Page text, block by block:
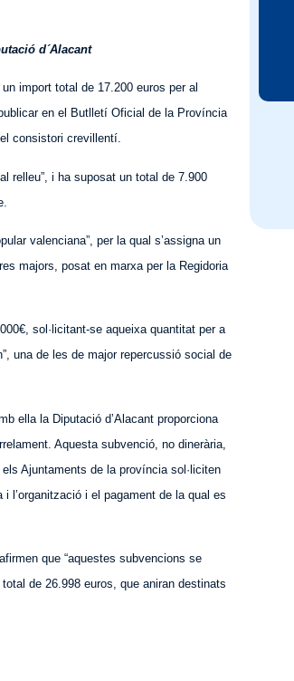
d´Alacant
import total de 17.200 euros per al
en el Butlletí Oficial de la Província
consistori crevillentí.
relleu”, i ha suposat un total de 7.900
valenciana”, per la qual s’assigna un
majors, posat en marxa per la Regidoria
sol·licitant-se aqueixa quantitat per a
una de les de major repercussió social de
ella la Diputació d’Alacant proporciona
Aquesta subvenció, no dinerària,
Ajuntaments de la província sol·liciten
l’organització i el pagament de la qual es
que “aquestes subvencions se
de 26.998 euros, que aniran destinats